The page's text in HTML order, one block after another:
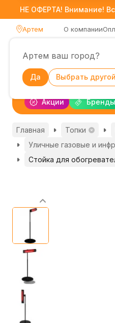
НЕ ОФЕРТА! Внимание!
Артем
Артем ваш город?
Да Выбрать
О компании
Акции Бренды
Главная Топки
Уличные газовые и
Стойка для